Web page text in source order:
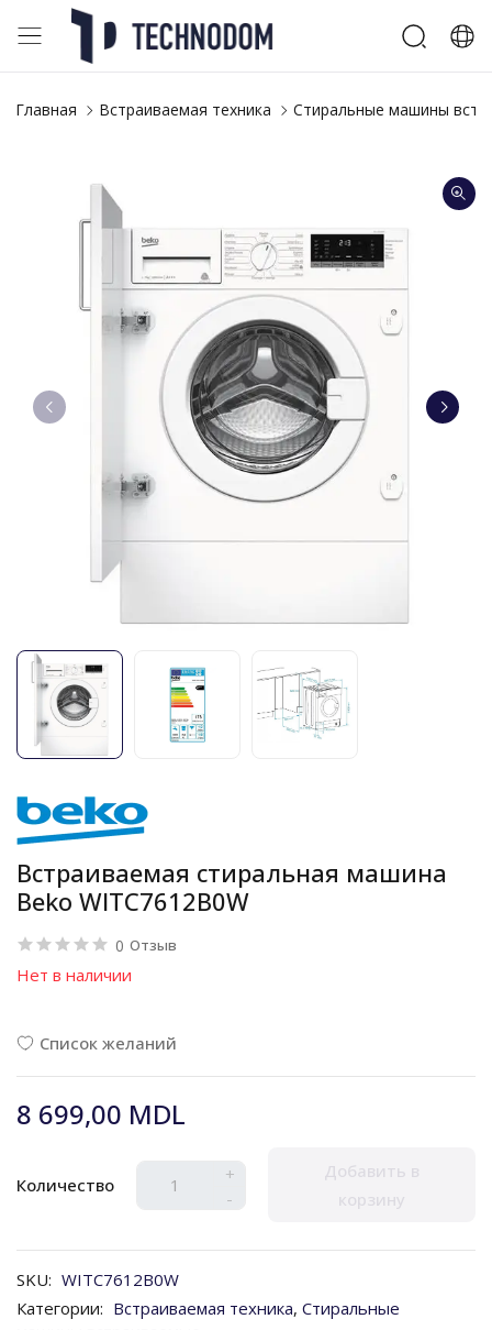
Главная Встраиваемая техника Стиральные машины
Встраиваемая стиральная машина
Beko WITC7612B0W
0 Отзыв
Нет в наличии
Список желаний
8 699,00 MDL
Количество
+
-
Добавить в
корзину
SKU: WITC7612B0W
Категории: Встраиваемая техника, Стиральные